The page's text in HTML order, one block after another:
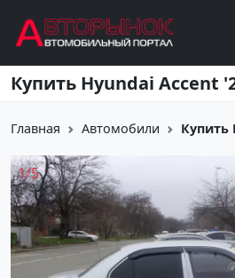
Перейти к основному
Главная Автомобили Купить
1/5